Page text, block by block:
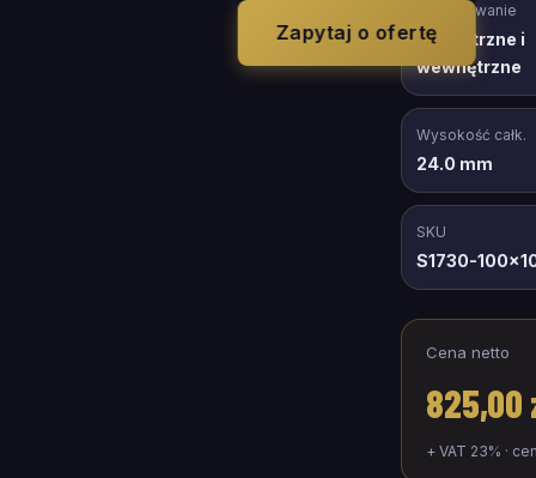
Zapytaj o ofertę
Zastosowanie
zewnętrzne i
wewnętrzne
Wysokość całk.
24.0 mm
SKU
S1730-
Cena netto
825,00
+ VAT 23% ·